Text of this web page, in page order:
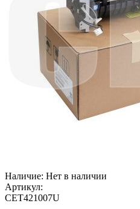
Наличие: Нет в наличии
Артикул:
CET421007U